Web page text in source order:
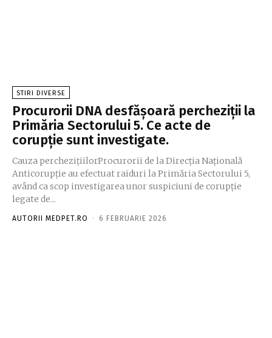
STIRI DIVERSE
Procurorii DNA desfășoară percheziții la
Primăria Sectorului 5. Ce acte de
corupție sunt investigate.
Cauza perchezițiilorProcurorii de la Direcția Națională
Anticorupție au efectuat raiduri la Primăria Sectorului 5,
având ca scop investigarea unor suspiciuni de corupție
legate de...
AUTORII MEDPET.RO - 6 FEBRUARIE 2026